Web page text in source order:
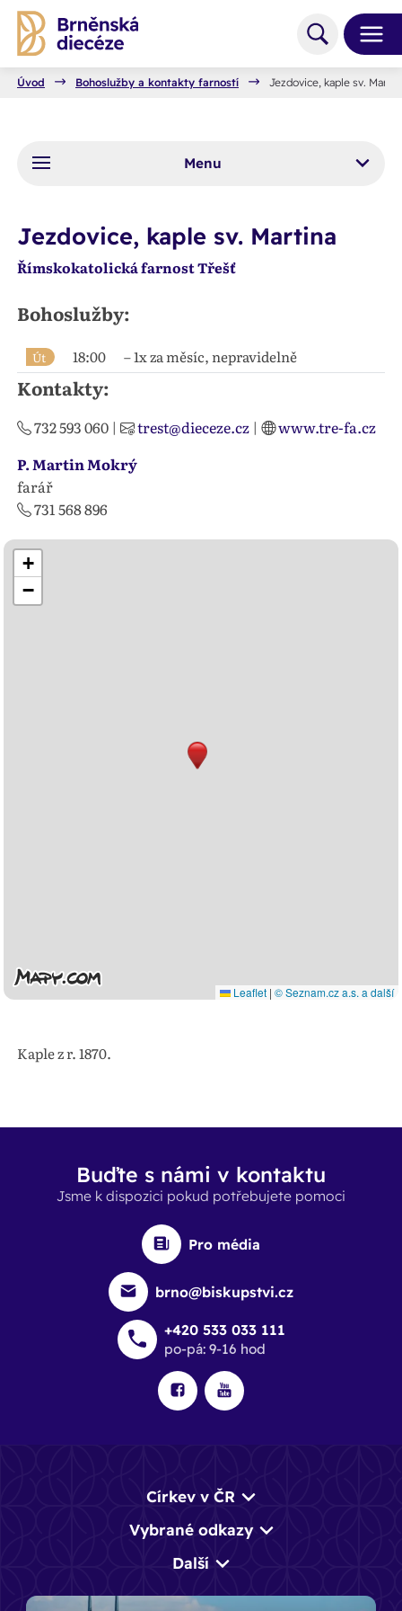
Úvod Bohoslužby a kontakty farností Jezdovice, kaple sv.
Menu
Jezdovice, kaple sv. Martina
Římskokatolická farnost Třešť
Bohoslužby:
Út 18:00 – 1x za měsíc, nepravidelně
Kontakty:
732 593 060 | trest@dieceze.cz |
www.tre-fa.cz
P. Martin Mokrý
farář
731 568 896
+
−
Leaflet | © Seznam.cz a.s. a další
Kaple z r. 1870.
Buďte s námi v kontaktu
Jsme k dispozici pokud potřebujete pomoci
Pro média
brno@biskupstvi.cz
+420 533 033 111
po-pá: 9-16 hod
Církev v ČR
Vybrané odkazy
Další